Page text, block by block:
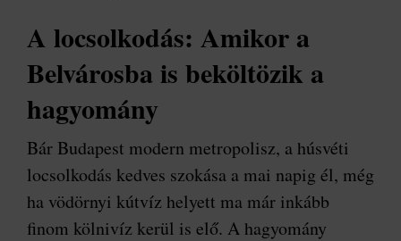
A locsolkodás: Amikor a
Belvárosba is beköltözik a
hagyomány
Bár Budapest modern metropolisz, a húsvéti
locsolkodás kedves szokása a mai napig él, még
ha vödörnyi kútvíz helyett ma már inkább
finom kölnivíz kerül is elő. A hagyomány